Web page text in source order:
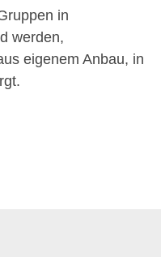
in
werden,
eigenem Anbau, in